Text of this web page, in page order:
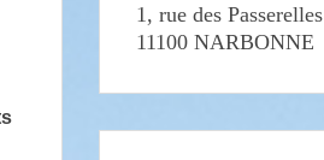
1, rue des Passerelles
11100 NARBONNE